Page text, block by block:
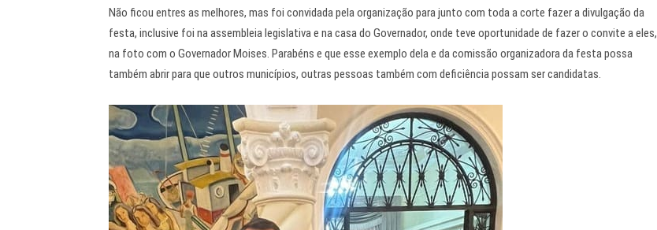
Não ficou entres as melhores, mas foi convidada pela organização para junto com toda a corte fazer a divulgação da
festa, inclusive foi na assembleia legislativa e na casa do Governador, onde teve oportunidade de fazer o convite a eles,
na foto com o Governador Moises. Parabéns e que esse exemplo dela e da comissão organizadora da festa possa
também abrir para que outros municípios, outras pessoas também com deficiência possam ser candidatas.